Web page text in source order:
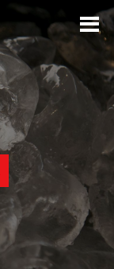
Choisissez une catégorie de boisson